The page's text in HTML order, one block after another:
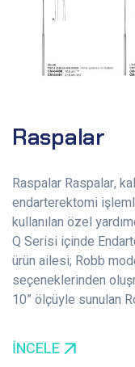
Raspalar
Raspalar Raspalar,
endarterektomi
kullanılan özel
Q Serisi içinde
ürün ailesi; Robb
seçeneklerinden
10” ölçüyle sunulan
İNCELE